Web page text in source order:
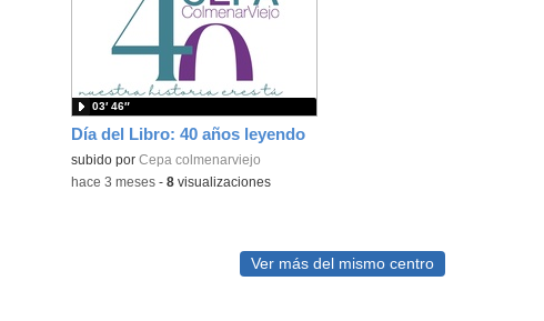
Día del Libro: 40 años leyendo
subido por Cepa colmenarviejo
03′ 46″
-hace 3 meses- 8visualizaciones
Ver más del mismo centro